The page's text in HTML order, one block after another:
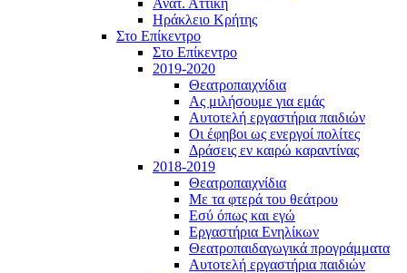
Ανατ. Αττική
Ηράκλειο Κρήτης
Στο Επίκεντρο
Στο Επίκεντρο
2019-2020
Θεατροπαιχνίδια
Ας μιλήσουμε για εμάς
Αυτοτελή εργαστήρια παιδιών
Οι έφηβοι ως ενεργοί πολίτες
Δράσεις εν καιρώ καραντίνας
2018-2019
Θεατροπαιχνίδια
Με τα φτερά του θεάτρου
Εσύ όπως και εγώ
Εργαστήρια Ενηλίκων
Θεατροπαιδαγωγικά προγράμματα
Αυτοτελή εργαστήρια παιδιών